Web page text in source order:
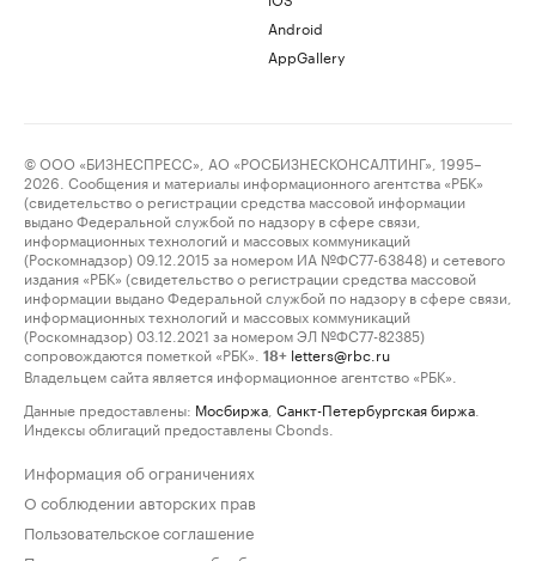
Android
AppGallery
© ООО «БИЗНЕСПРЕСС», АО «РОСБИЗНЕСКОНСАЛТИНГ», 1995–
2026. Сообщения и материалы информационного агентства «РБК»
(свидетельство о регистрации средства массовой информации
выдано Федеральной службой по надзору в сфере связи,
информационных технологий и массовых коммуникаций
(Роскомнадзор) 09.12.2015 за номером ИА №ФС77-63848) и сетевого
издания «РБК» (свидетельство о регистрации средства массовой
информации выдано Федеральной службой по надзору в сфере связи,
информационных технологий и массовых коммуникаций
(Роскомнадзор) 03.12.2021 за номером ЭЛ №ФС77-82385)
сопровождаются пометкой «РБК».
18+ letters@rbc.ru
Владельцем сайта является информационное агентство «РБК».
Данные предоставлены: Мосбиржа Санкт-Петербургская биржа
Индексы облигаций предоставлены Cbonds.
Информация об ограничениях
О соблюдении авторских прав
Пользовательское соглашение